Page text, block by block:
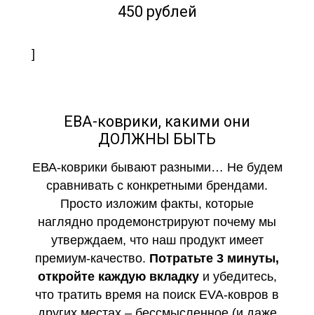
450 рублей
]
ЕВА-коврики, какими они
ДОЛЖНЫ БЫТЬ
ЕВА-коврики бывают разными… Не будем
сравнивать с конкретными брендами.
Просто изложим факты, которые
наглядно продемонстрируют почему мы
утверждаем, что наш продукт имеет
премиум-качество. Потратьте 3 минуты,
откройте каждую вкладкуи убедитесь,
что тратить время на поиск EVA-ковров в